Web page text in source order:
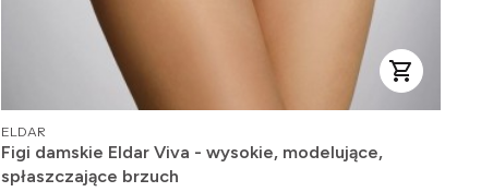
PRODUCENT
ELDAR
Figi damskie Eldar Viva - wysokie, modelujące,
spłaszczające brzuch